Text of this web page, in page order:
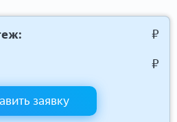
₽
₽
заявку